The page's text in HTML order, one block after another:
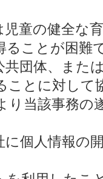
童の健全な
ることが困難
団体、また
ことに対して
り当該事務の
個人情報の